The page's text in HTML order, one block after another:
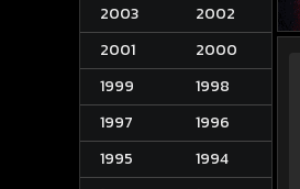
2003
2002
2001
2000
1999
1998
1997
1996
1995
1994